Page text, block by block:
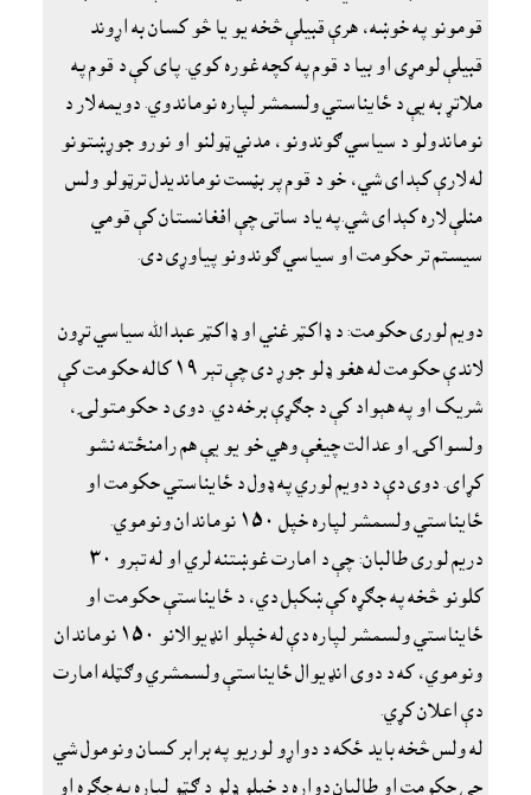
قومونو په خوښه، هرې قبيلې څخه يو يا څو کسان به اړوند
قبيلې لومړى او بيا د قوم په کچه غوره کوي. پاى کې د قوم په
ملاتړ به يې د ځاىناستي ولسمشر لپاره نوماندوي. دويمه لار د
نوماندولو د سياسي ګوندونو، مدني ټولنو او نورو جوړښتونو
له لارې کېداى شي، خو د قوم پر بڼست نومانديدل ترټولو ولس
منلې لاره کېداى شي.په ياد ساتى چې افغانستان کې قومي
سيستم تر حکومت او سياسي ګوندونو پياوړى دى.
دويم لورى حکومت: د ډاکټر غني او ډاکټر عبدالله سياسي تړون
لاندې حکومت له هغو ډلو جوړ دى چې تېر ١٩ کاله حکومت کې
شريک او په هېواد کې د جګړې برخه دي. دوى د حکومتولۍ،
ولسواکۍ او عدالت چيغې وهي خو يو يې هم رامنځته نشو
کړاى. دوى دې د دويم لوري په ډول د ځايناستي حکومت او
ځايناستي ولسمشر لپاره خپل ١٥٠ نوماندان ونوموي.
دريم لورى طالبان: چې د امارت غوښتنه لري او له تېرو ٣٠
کلونو څخه په جګړه کې ښکېل دي، د ځايناستې حکومت او
ځايناستي ولسمشر لپاره دې له خپلو انډيوالانو ١٥٠ نوماندان
ونوموي، که د دوى انډيوال ځايناستې ولسمشري وګټله امارت
دې اعلان کړي.
له ولس څخه بايد ځکه د دواړو لوريو په برابر کسان ونومول شي
چې حکومت او طالبان دواړه د خپلو ډلو د ګټو لپاره په جګړه او